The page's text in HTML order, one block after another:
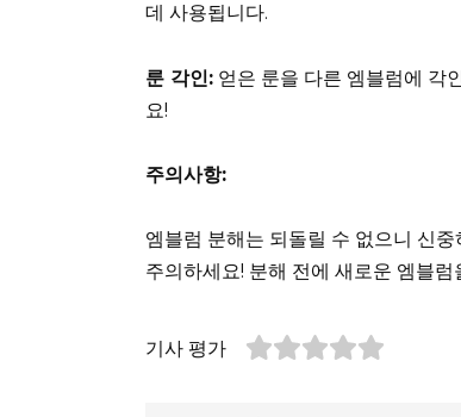
데 사용됩니다.
룬 각인: 얻은 룬을 다른 엠블럼에 각
요!
주의사항:
엠블럼 분해는 되돌릴 수 없으니 신
주의하세요! 분해 전에 새로운 엠블
기사 평가